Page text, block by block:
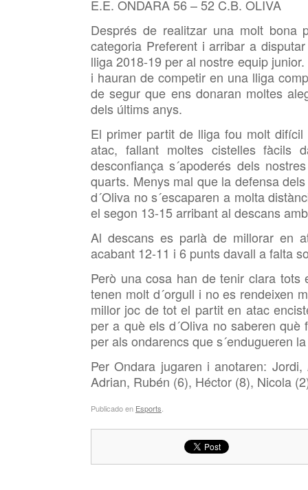
E.E. ONDARA 56 – 52 C.B. OLIVA
Després de realitzar una molt bona
categoria Preferent i arribar a
lliga 2018-19 per al nostre equip
i hauran de competir en una lliga
de segur que ens donaran moltes
dels últims anys.
El primer partit de lliga fou molt
atac, fallant moltes cistelles fàcils
desconfiança s´apoderés dels
quarts. Menys mal que la defensa
d´Oliva no s´escaparen a molta
el segon 13-15 arribant al descans
Al descans es parlà de millorar en
acabant 12-11 i 6 punts davall a falta
Però una cosa han de tenir clara
tenen molt d´orgull i no es rendeixen
millor joc de tot el partit en atac
per a què els d´Oliva no saberen
per als ondarencs que s´endugueren
Per Ondara jugaren i anotaren:
Adrian, Rubén (6), Héctor (8), Nicola
Publicado en Esports